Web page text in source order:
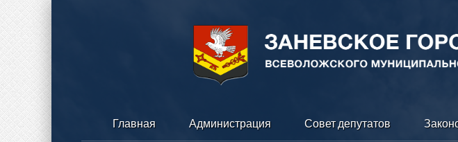
Главная Администрация Совет депутатов